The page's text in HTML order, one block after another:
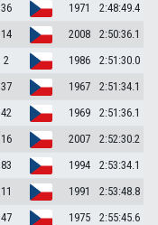
36 1971
2:48:49.4
14 2008
2:50:36.1
2 1986
2:51:30.0
37 1967
2:51:34.1
42 1969
2:51:36.1
16 2007
2:52:30.2
83 1994
2:53:34.1
11 1991
2:53:48.8
47 1975
2:55:45.6